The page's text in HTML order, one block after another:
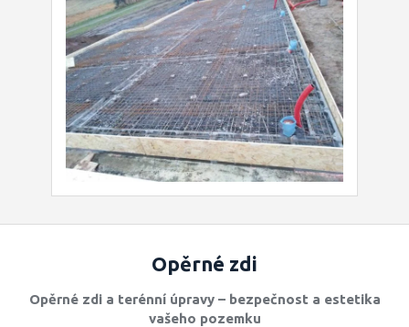
Opěrné zdi
Opěrné zdi a terénní úpravy – bezpečnost a estetika
vašeho pozemku